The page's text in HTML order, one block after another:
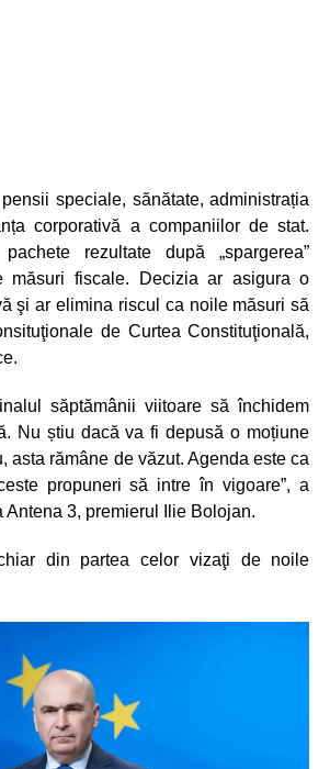
speciale, sănătate, administrația
corporativă a companiilor de stat.
rezultate după „spargerea”
măsuri fiscale. Decizia ar asigura o
şi ar elimina riscul ca noile măsuri să
de Curtea Constituţională,
săptămânii viitoare să închidem
Nu știu dacă va fi depusă o moțiune
asta rămâne de văzut. Agenda este ca
propuneri să intre în vigoare”, a
Antena 3, premierul Ilie Bolojan.
din partea celor vizaţi de noile